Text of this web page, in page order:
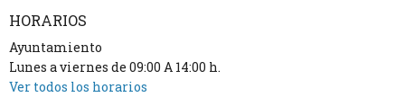
HORARIOS
Ayuntamiento
Lunes a viernes de 09:00 A 14:00 h.
Ver todos los horarios